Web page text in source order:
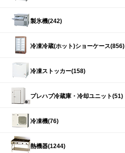
製氷機(242)
冷凍冷蔵(ホット)ショーケース(856)
冷凍ストッカー(158)
プレハブ冷蔵庫・冷却ユニット(51)
冷凍機(76)
熱機器(1244)